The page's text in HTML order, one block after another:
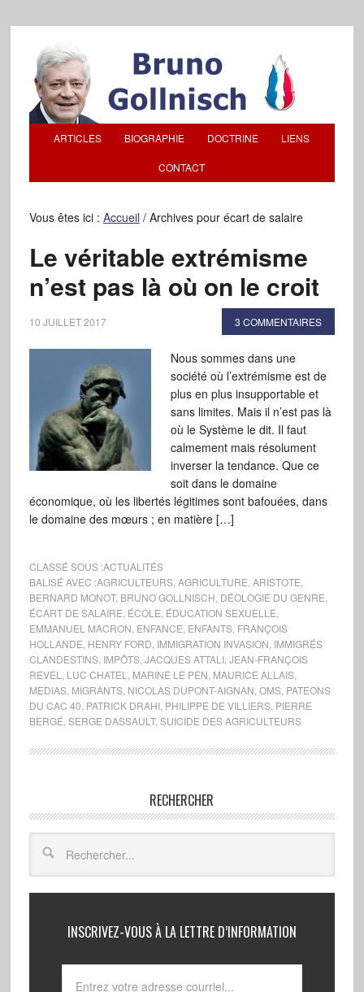
ARTICLES BIOGRAPHIE DOCTRINE LIENS
CONTACT
Vous êtes ici : Accueil /Archives pour écart de salaire
Le véritable extrémisme
n’est pas là où on le croit
10 JUILLET 2017 3 COMMENTAIRES
Nous sommes dans une
société où l’extrémisme est de
plus en plus insupportable et
sans limites. Mais il n’est pas là
où le Système le dit. Il faut
calmement mais résolument
inverser la tendance. Que ce
soit dans le domaine
économique, où les libertés légitimes sont bafouées, dans
le domaine des mœurs ; en matière […]
CLASSÉ SOUS :ACTUALITÉS
BALISÉ AVEC :AGRICULTEURS, AGRICULTURE ARISTOTE
BERNARD MONOT, BRUNO GOLLNISCH DÉOLOGIE DU GENRE
ÉCART DE SALAIRE ÉCOLE ÉDUCATION SEXUELLE
EMMANUEL MACRON ENFANCE ENFANTS, FRANÇOIS
HOLLANDE HENRY FORD IMMIGRATION INVASION IMMIGRÉS
CLANDESTINS, IMPÔTS, JACQUES ATTALI, JEAN-FRANÇOIS
REVEL
LUC CHATEL MARINE LE PEN MAURICE ALLAIS,
MEDIAS, MIGRANTS, NICOLAS DUPONT-AIGNAN OMS, PATEONS
DU CAC 40 PATRICK DRAHI, PHILIPPE DE VILLIERS, PIERRE
BERGÉ SERGE DASSAULT, SUICIDE DES AGRICULTEURS
RECHERCHER
INSCRIVEZ-VOUS À LA LETTRE D’INFORMATION